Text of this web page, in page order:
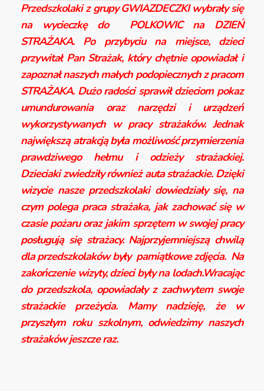
Przedszkolaki z grupy GWIAZDECZKI wybrały się
na wycieczkę do POLKOWIC na DZIEŃ
STRAŻAKA. Po przybyciu na miejsce, dzieci
przywitał Pan Strażak, który chętnie opowiadał i
zapoznał naszych małych podopiecznych z pracom
STRAŻAKA. Dużo radości sprawił dzieciom pokaz
umundurowania oraz narzędzi i urządzeń
wykorzystywanych w pracy strażaków. Jednak
największą atrakcją była możliwość przymierzenia
prawdziwego hełmu i odzieży strażackiej.
Dzieciaki zwiedziły również auta strażackie. Dzięki
wizycie nasze przedszkolaki dowiedziały się, na
czym polega praca strażaka, jak zachować się w
czasie pożaru oraz jakim sprzętem w swojej pracy
posługują się strażacy. Najprzyjemniejszą chwilą
dla przedszkolaków były pamiątkowe zdjęcia. Na
zakończenie wizyty, dzieci były na lodach.Wracając
do przedszkola, opowiadały z zachwytem swoje
strażackie przeżycia. Mamy nadzieję, że w
przyszłym roku szkolnym, odwiedzimy naszych
strażaków jeszcze raz.